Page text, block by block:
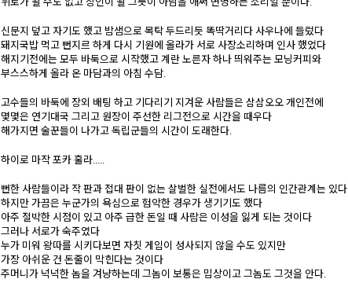
신문지 덮고 자기도 했고 밤샘으로 목탁 두드리듯 똑딱거리다 사우나에 들렀다
돼지국밥 먹고 뻔지르 하게 다시 기원에 올라가 서로 사장소리하며 인사 했었다
해지기전에는 모두 바둑으로 시작했고 계란 노른자 하나 띄워주는 모닝커피와
부스스하게 올라 온 마담과의 아침 수담.
고수들의 바둑에 장외 배팅 하고 기다리기 지겨운 사람들은 삼삼오오 개인전에
몇몇은 연기대국 그리고 원장이 주선한 리그전으로 시간을 때우다
해가지면 술꾼들이 나가고 독립군들의 시간이 도래한다.
하이로 마작 포카 훌라.....
뻔한 사람들이라 작 판과 접대 판이 없는 살벌한 실전에서도 나름의 인간관계는 있다
하지만 가끔은 누군가의 욕심으로 험악한 경우가 생기기도 했다
아주 절박한 시점이 있고 아주 급한 돈일 때 사람은 이성을 잃게 되는 것이다
그러나 서로가 숙주였다
누가 미워 왕따를 시키다보면 자칫 게임이 성사되지 않을 수도 있지만
가장 아쉬운 건 돈줄이 막힌다는 것이다
주머니가 넉넉한 놈을 겨냥하는데 그놈이 보통은 밉상이고 그놈도 그것을 안다.